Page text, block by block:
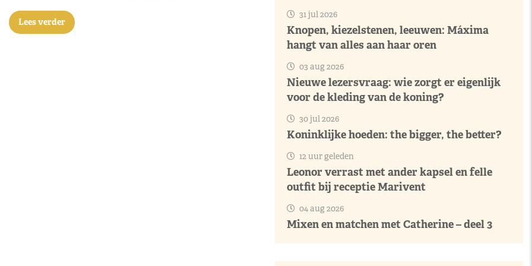
Lees verder
31 jul 2026
Knopen, kiezelstenen, leeuwen: Máxima
hangt van alles aan haar oren
03 aug 2026
Nieuwe lezersvraag: wie zorgt er eigenlijk
voor de kleding van de koning?
30 jul 2026
Koninklijke hoeden: the bigger, the better?
12 uur geleden
Leonor verrast met ander kapsel en felle
outfit bij receptie Marivent
04 aug 2026
Mixen en matchen met Catherine – deel 3